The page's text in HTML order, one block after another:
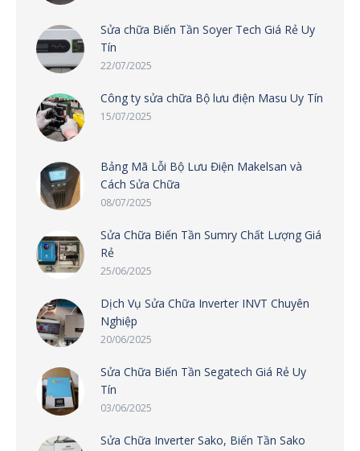
Sửa chữa Biến Tần Soyer Tech Giá Rẻ Uy
Tín
22/07/2025
Công ty sửa chữa Bộ lưu điện Masu Uy Tín
15/07/2025
Bảng Mã Lỗi Bộ Lưu Điện Makelsan và
Cách Sửa Chữa
08/07/2025
Sửa Chữa Biến Tần Sumry Chất Lượng Giá
Rẻ
25/06/2025
Dịch Vụ Sửa Chữa Inverter INVT Chuyên
Nghiệp
20/06/2025
Sửa Chữa Biến Tần Segatech Giá Rẻ Uy
Tín
03/06/2025
Sửa Chữa Inverter Sako, Biến Tần Sako